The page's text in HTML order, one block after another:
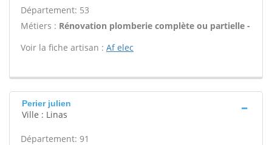
Département: 53
Métiers : Rénovation plomberie complète ou partielle -
Voir la fiche artisan : Af elec
Perier julien
Ville : Linas
Département: 91